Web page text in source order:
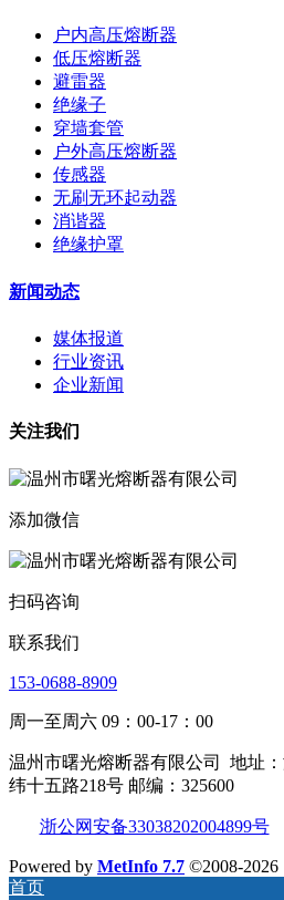
户内高压熔断器
低压熔断器
避雷器
绝缘子
穿墙套管
户外高压熔断器
传感器
无刷无环起动器
消谐器
绝缘护罩
新闻动态
媒体报道
行业资讯
企业新闻
关注我们
添加微信
扫码咨询
联系我们
153-0688-8909
周一至周六 09：00-17：00
温州市曙光熔断器有限公司
地址
纬十五路218号 邮编：325600
浙公网安备33038202004899号
Powered by MetInfo 7.7 ©2008-2026
首页